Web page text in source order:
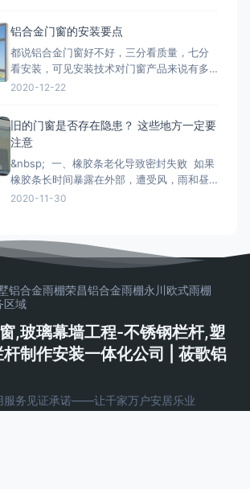
会影响您日后几十年的生活品质。 市面上的
门窗除了常见的木质材料加工制作而成的木
质门窗以外，更为常见的是类似下文
铝合金门窗的安装要点
都说铝合金门窗好不好，三分看质量，七分
看安装，可见安装技术对门窗产品来说有多
重要。下面小编来和大家简单说一下铝合金
定，门窗调整至横平竖直，再将衔接件与墙
体固定，固定办法按规划要求。固定结实后
即可拔去木楔。在门窗框与墙
2020-12-22
旧的门窗是否存在隐患？ 这些地方一定要
注意
&nbsp; 一、橡胶条老化导致密封失败 如果
橡胶条长时间暴露在外部，遭受风，雨和昼
夜温差的影响，劣质的密封条很容易老化并
金配件的重要活动部件通常是304不锈钢。
如果旧的门窗五金使用201不锈钢
2020-11-30
铝合金雨棚荣昌铝合金雨棚永川欧式雨棚
区域
,玻璃幕墙工程-不锈钢栏杆,塑
制作安装一体化公司 | 莜歌铝
服务见证承诺——让千家万户安居乐业